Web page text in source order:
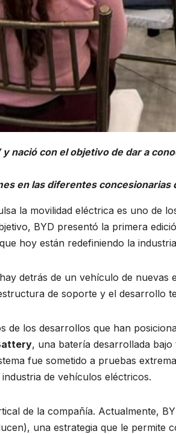
nació con el objetivo de dar a
en las diferentes concesionarias
la movilidad eléctrica es uno de
BYD presentó la primera
hoy están redefiniendo la
detrás de un vehículo de nuevas
de soporte y el desarrollo
de los desarrollos que han
, una batería desarrollada
fue sometido a pruebas
de vehículos eléctricos.
de la compañía. Actualmente,
una estrategia que le permite